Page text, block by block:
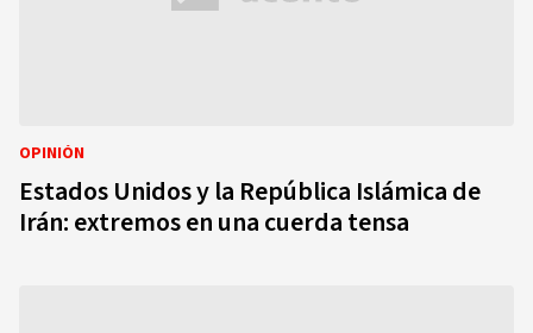
OPINIÓN
Estados Unidos y la República Islámica de
Irán: extremos en una cuerda tensa